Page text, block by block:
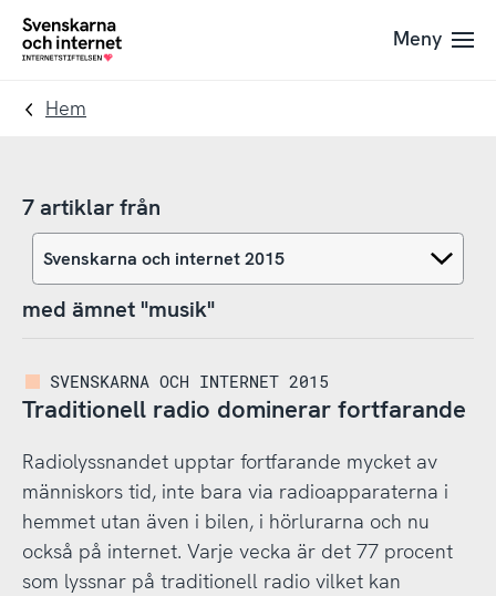
Till
navigation
Till
innehåll
To
Meny
Hem
7 artiklar från
med ämnet "musik"
SVENSKARNA OCH INTERNET 2015
Traditionell radio dominerar fortfarande
Radiolyssnandet upptar fortfarande mycket av
människors tid, inte bara via radioapparaterna i
hemmet utan även i bilen, i hörlurarna och nu
också på internet. Varje vecka är det 77 procent
som lyssnar på traditionell radio vilket kan